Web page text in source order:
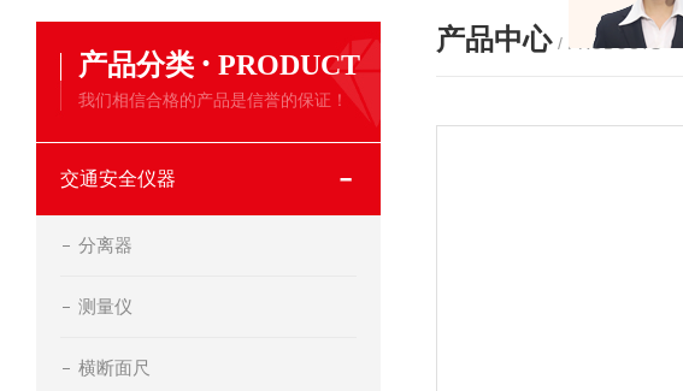
产品分类 · PRODUCT
我们相信合格的产品是信誉的保证！
交通安全仪器
分离器
测量仪
横断面尺
产品中心 / PRODUCTS